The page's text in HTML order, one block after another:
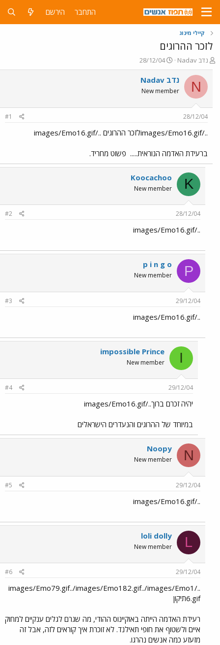
התחבר הירשם
קיילי מינוג
לזכר ההרוגים
פ
ו
ת
ח
ה
ש
Nadav נדב
פ
ו
ר
ם
ר
28/12/04
N Nadav נדב
New member
28/12/04
#1
../images/Emo16.gifלזכר ההרוגים ../images/Emo16.gif
ברעידת האדמה הנוראית..... פשוט מחריד.
K
Koocachoo
New member
28/12/04
#2
../images/Emo16.gif
P
p i n g o
New member
29/12/04
#3
../images/Emo16.gif
I
impossible Prince
New member
29/12/04
#4
יהיה זכרם ברוך../images/Emo16.gif
במיוחד של ההרוגים והנעדרים הישראלים
N
Noopy
New member
29/12/04
#5
../images/Emo16.gif
L
loli dolly
New member
29/12/04
#6
../images/Emo79.gif../images/Emo182.gif../images/Emo1
6.gifתיקון
רעידת האדמה הייתה באוקיינוס ההודי, מה שגרם לגלים ענקיים למחוק
איים ולשטוף את חופי תאילנד. לא זוכרת איך קוראים לזה, אבל זה
מזעזע כמה אנשים נהרגו.